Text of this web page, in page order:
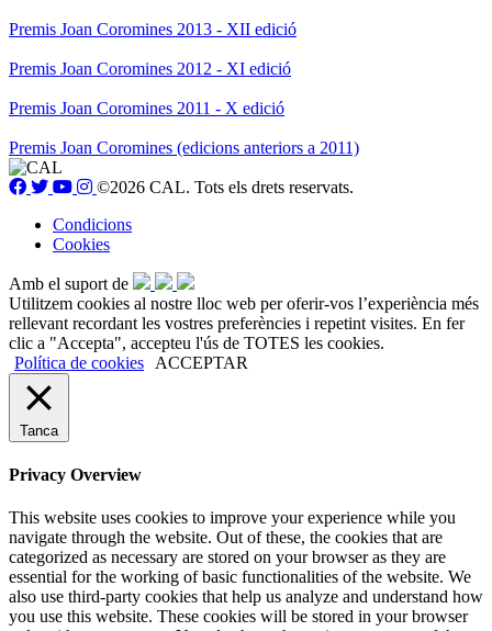
Premis Joan Coromines 2013 - XII edició
Premis Joan Coromines 2012 - XI edició
Premis Joan Coromines 2011 - X edició
Premis Joan Coromines (edicions anteriors a 2011)
©2026 CAL. Tots els drets reservats.
Condicions
Cookies
Amb el suport de
Utilitzem cookies al nostre lloc web per oferir-vos l’experiència més
rellevant recordant les vostres preferències i repetint visites. En fer
clic a "Accepta", accepteu l'ús de TOTES les cookies.
Política de cookies
ACCEPTAR
Tanca
Privacy Overview
This website uses cookies to improve your experience while you
navigate through the website. Out of these, the cookies that are
categorized as necessary are stored on your browser as they are
essential for the working of basic functionalities of the website. We
also use third-party cookies that help us analyze and understand how
you use this website. These cookies will be stored in your browser